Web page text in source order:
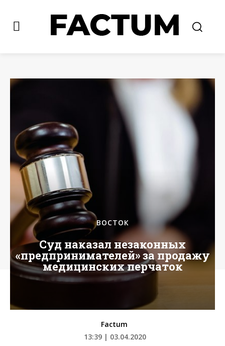
ВОСТОК
Суд наказал незаконных
«предпринимателей» за продажу
медицинских перчаток
Factum
13:39 | 03.04.2020